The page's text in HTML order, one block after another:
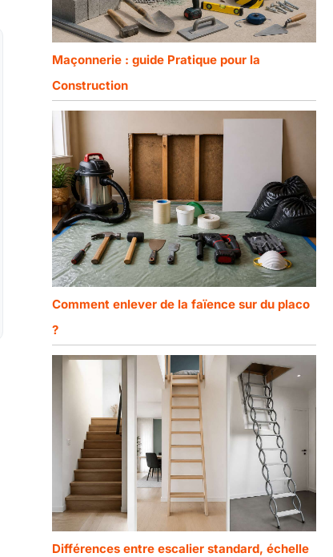
Maçonnerie : guide Pratique pour la
Construction
Comment enlever de la faïence sur du placo
?
Différences entre escalier standard, échelle